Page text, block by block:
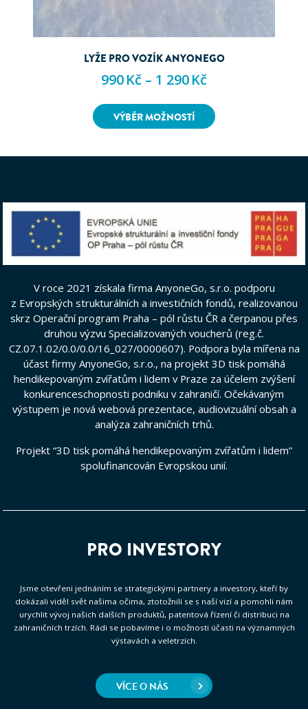
LYŽE PRO VOZÍK ANYONEGO
990Kč – 1 290Kč
VÝBĚR MOŽNOSTÍ
V roce 2021 získala firma AnyoneGo, s.r.o. podporu
z Evropských strukturálních a investičních fondů, realizovanou
skrz Operační program Praha – pól růstu ČR a čerpanou přes
druhou výzvu Specializovaných voucherů (reg.č.
CZ.07.1.02/0.0/0.0/16_027/0000607). Podpora byla mířena na
účast firmy AnyoneGo, s.r.o., na projekt 3D tisk pomáhá
hendikepovaným zvířatům i lidem v Praze za účelem zvýšení
konkurenceschopnosti podniku v zahraničí. Očekávaným
výstupem je nová webová prezentace, audiovizuální obsah a
analýza zahraničních trhů.
Projekt “3D tisk pomáhá hendikepovaným zvířatům i lidem”
spolufinancován Evropskou unií.
PRO INVESTORY
Jsme otevřeni jednáním se strategickými partnery a investory, kteří by
dokázali viděl svět našima očima, ztotožnili se s naší vizí a pomohli nám
urychlit vývoj našich dalších produktů, patentová řízení či distribuci na
zahraničních trzích. Rádi se pobavíme i o možnosti účasti na významných
výstavách a veletrzích.
VÍCE O NÁS